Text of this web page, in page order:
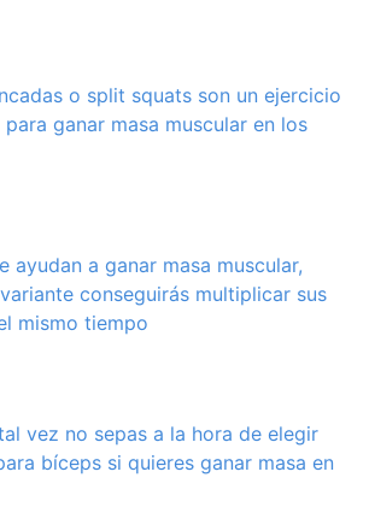
o split squats son un ejercicio
ganar masa muscular en los
ayudan a ganar masa muscular,
conseguirás multiplicar sus
mismo tiempo
vez no sepas a la hora de elegir
bíceps si quieres ganar masa en